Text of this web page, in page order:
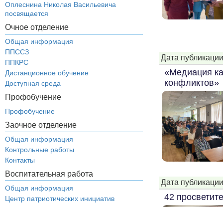
Оплеснина Николая Васильевича
посвящается
Очное отделение
Общая информация
ППССЗ
ППКРС
Дистанционное обучение
Доступная среда
Профобучение
Профобучение
Заочное отделение
Общая информация
Контрольные работы
Контакты
Воспитательная работа
Общая информация
Центр патриотических инициатив
Дата
«Медиация
конфликтов»
Дата
42